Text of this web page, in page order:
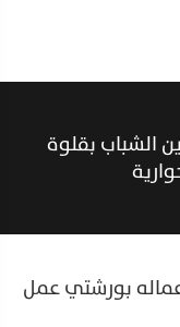
الشباب بقلوة
بورشتي عمل